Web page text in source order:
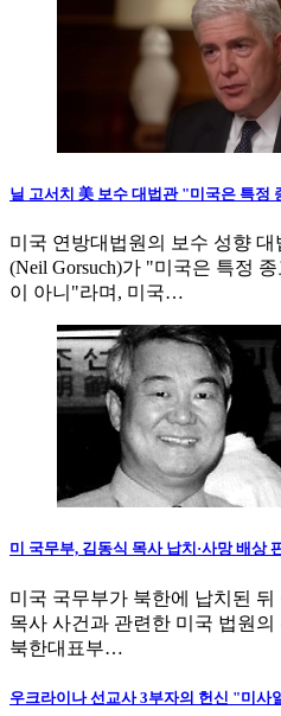
닐 고서치 美 보수 대법관 "미국은 특정
미국 연방대법원의 보수 성향 대
(Neil Gorsuch)가 "미국은 특정
이 아니"라며, 미국…
미 국무부, 김동식 목사 납치·사망 배상
미국 국무부가 북한에 납치된
목사 사건과 관련한 미국 법원
북한대표부…
우크라이나 선교사 3부자의 헌신 "미사